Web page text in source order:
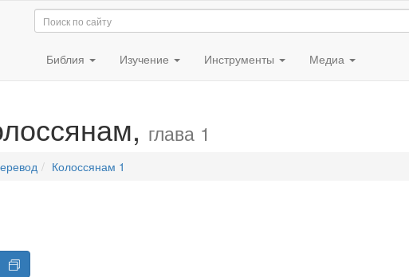
Библия Изучение Инструменты Медиа
глава 1
Колоссянам 1